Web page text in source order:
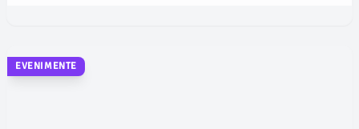
EVENIMENTE